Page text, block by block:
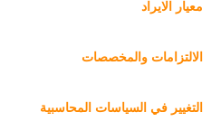
معيار الايراد
الالتزامات والمخصصات
التغيير في السياسات المحاسبية